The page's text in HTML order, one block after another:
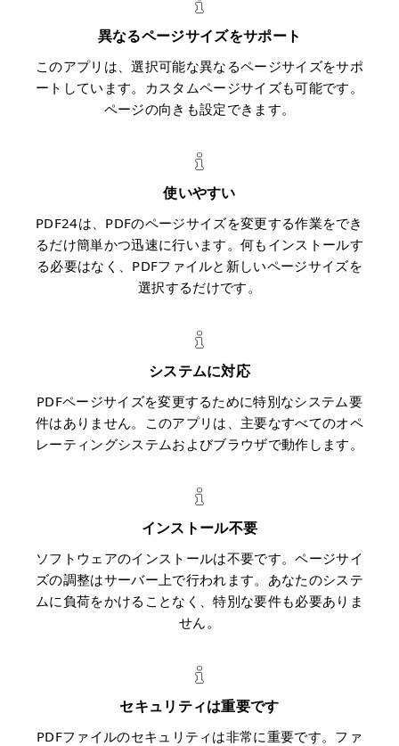
異なるページサイズをサポート
このアプリは、選択可能な異なるページサイズをサポ
ートしています。カスタムページサイズも可能です。
ページの向きも設定できます。
使いやすい
PDF24は、PDFのページサイズを変更する作業をでき
るだけ簡単かつ迅速に行います。何もインストールす
る必要はなく、PDFファイルと新しいページサイズを
選択するだけです。
システムに対応
PDFページサイズを変更するために特別なシステム要
件はありません。このアプリは、主要なすべてのオペ
レーティングシステムおよびブラウザで動作します。
インストール不要
ソフトウェアのインストールは不要です。ページサイ
ズの調整はサーバー上で行われます。あなたのシステ
ムに負荷をかけることなく、特別な要件も必要ありま
せん。
セキュリティは重要です
PDFファイルのセキュリティは非常に重要です。ファ